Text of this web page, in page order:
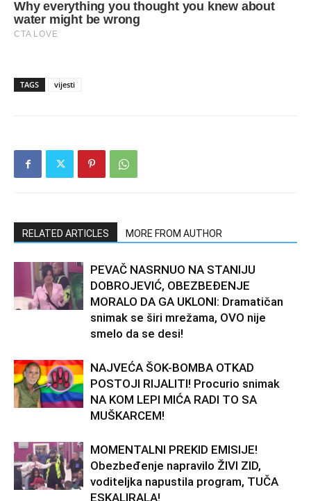
TAGS vijesti
RELATED ARTICLES MORE FROM AUTHOR
PEVAČ NASRNUO NA STANIJU
DOBROJEVIĆ, OBEZBEĐENJE
MORALO DA GA UKLONI: Dramatičan
snimak se širi mrežama, OVO nije
smelo da se desi!
NAJVEĆA ŠOK-BOMBA OTKAD
POSTOJI RIJALITI! Procurio snimak
NA KOM LEPI MIĆA RADI TO SA
MUŠKARCEM!
MOMENTALNI PREKID EMISIJE!
Obezbeđenje napravilo ŽIVI ZID,
voditeljka napustila program, TUČA
ESKALIRALA!